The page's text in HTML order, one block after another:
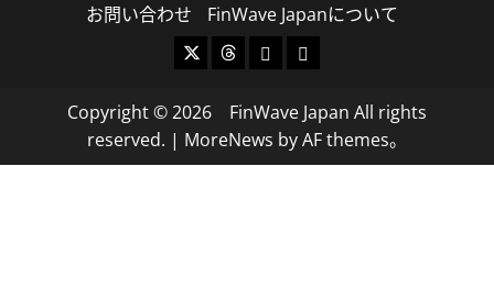
お問い合わせ
FinWave Japanについて
X ThreadsBlueskyMastodon
Copyright © 2026 FinWave Japan All rights
reserved. | MoreNews by AF themes。